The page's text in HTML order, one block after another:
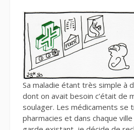
Sa maladie étant très simple à
dont on avait besoin c’était de
soulager. Les médicaments se
pharmacies et dans chaque